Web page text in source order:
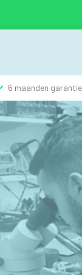
6 maanden garantie